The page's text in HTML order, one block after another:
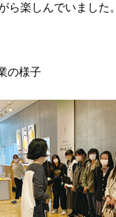
ら楽しんでいました。
の様子